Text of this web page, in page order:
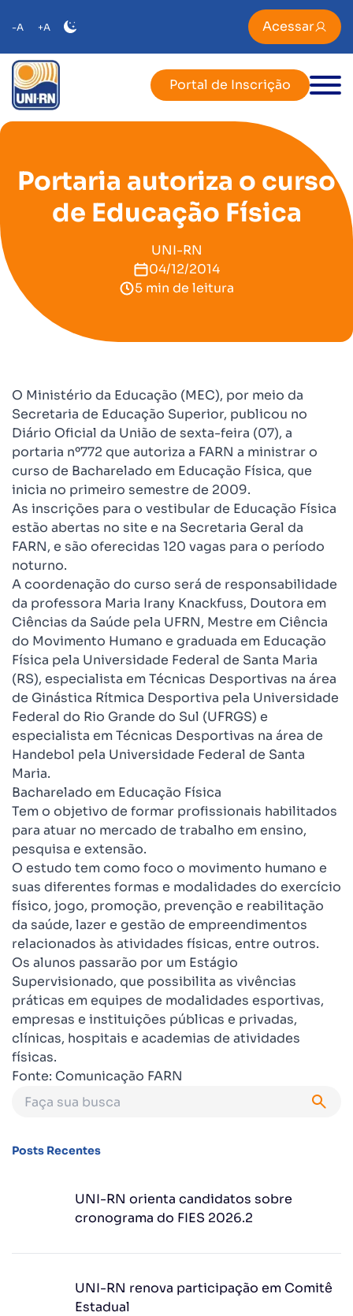
-A +A Acessar
Portal de Inscrição
Portaria autoriza o curso
de Educação Física
UNI-RN
04/12/2014
5 min de leitura
O Ministério da Educação (MEC), por meio da
Secretaria de Educação Superior, publicou no
Diário Oficial da União de sexta-feira (07), a
portaria nº772 que autoriza a FARN a ministrar o
curso de Bacharelado em Educação Física, que
inicia no primeiro semestre de 2009.
As inscrições para o vestibular de Educação Física
estão abertas no site e na Secretaria Geral da
FARN, e são oferecidas 120 vagas para o período
noturno.
A coordenação do curso será de responsabilidade
da professora Maria Irany Knackfuss, Doutora em
Ciências da Saúde pela UFRN, Mestre em Ciência
do Movimento Humano e graduada em Educação
Física pela Universidade Federal de Santa Maria
(RS), especialista em Técnicas Desportivas na área
de Ginástica Rítmica Desportiva pela Universidade
Federal do Rio Grande do Sul (UFRGS) e
especialista em Técnicas Desportivas na área de
Handebol pela Universidade Federal de Santa
Maria.
Bacharelado em Educação Física
Tem o objetivo de formar profissionais habilitados
para atuar no mercado de trabalho em ensino,
pesquisa e extensão.
O estudo tem como foco o movimento humano e
suas diferentes formas e modalidades do exercício
físico, jogo, promoção, prevenção e reabilitação
da saúde, lazer e gestão de empreendimentos
relacionados às atividades físicas, entre outros.
Os alunos passarão por um Estágio
Supervisionado, que possibilita as vivências
práticas em equipes de modalidades esportivas,
empresas e instituições públicas e privadas,
clínicas, hospitais e academias de atividades
físicas.
Fonte: Comunicação FARN
Posts Recentes
UNI-RN orienta candidatos sobre
cronograma do FIES 2026.2
UNI-RN renova participação em Comitê
Estadual